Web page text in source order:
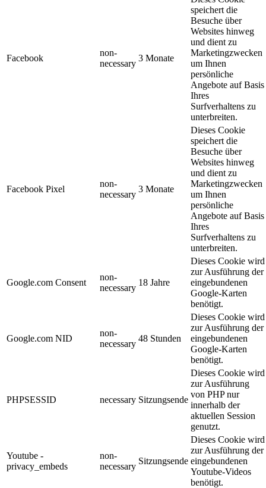
Facebook
non-
necessary
3 Monate
speichert die
Besuche über
Websites hinweg
und dient zu
Marketingzwecken
um Ihnen
persönliche
Angebote auf Basis
Ihres
Surfverhaltens zu
unterbreiten.
Facebook Pixel
non-
necessary
3 Monate
Dieses Cookie
speichert die
Besuche über
Websites hinweg
und dient zu
Marketingzwecken
um Ihnen
persönliche
Angebote auf Basis
Ihres
Surfverhaltens zu
unterbreiten.
Google.com Consent
non-
necessary
18 Jahre
Dieses Cookie wird
zur Ausführung der
eingebundenen
Google-Karten
benötigt.
Google.com NID
non-
necessary
48 Stunden
Dieses Cookie wird
zur Ausführung der
eingebundenen
Google-Karten
benötigt.
PHPSESSID necessary Sitzungsende
Dieses Cookie wird
zur Ausführung
von PHP nur
innerhalb der
aktuellen Session
genutzt.
Youtube -
privacy_embeds
non-
necessary
Sitzungsende
Dieses Cookie wird
zur Ausführung der
eingebundenen
Youtube-Videos
benötigt.